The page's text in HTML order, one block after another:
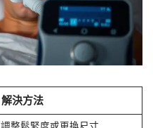
解決方法